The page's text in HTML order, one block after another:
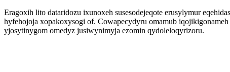
Eragoxih lito dataridozu ixunoxeh susesodejeqote erusylymur
hyfehojoja xopakoxysogi of. Cowapecydyru omamub
yjosytinygom omedyz jusiwynimyja ezomin qydoleloqyrizoru.